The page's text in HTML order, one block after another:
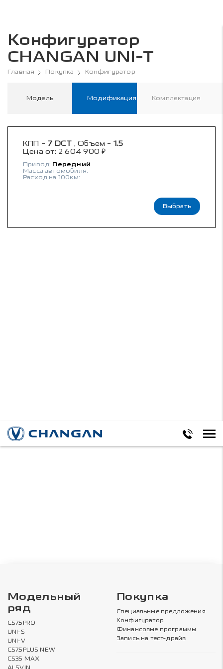
Конфигуратор
CHANGAN UNI-T
Главная Покупка Конфигуратор
Модель Модификация Комплектация
КПП - 7 DCT , Объем - 1.5
Цена от: 2 604 900₽
Привод: Передний
Масса автомобиля:
Расход на 100км:
Выбрать
Модельный
ряд
CS75PRO
UNI-S
UNI-V
CS75PLUS NEW
CS35 MAX
ALSVIN
Покупка
Специальные предложения
Конфигуратор
Финансовые программы
Запись на тест-драйв